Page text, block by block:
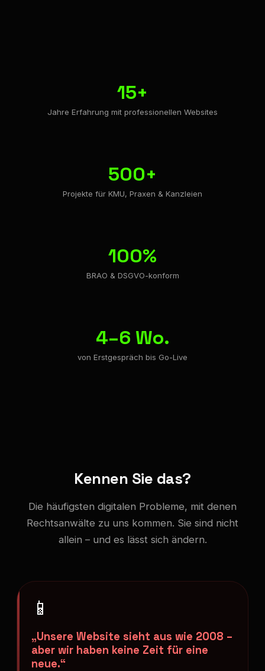
15+
Jahre Erfahrung mit professionellen Websites
500+
Projekte für KMU, Praxen & Kanzleien
100%
BRAO & DSGVO-konform
4–6 Wo.
von Erstgespräch bis Go-Live
Kennen Sie das?
Die häufigsten digitalen Probleme, mit denen
Rechtsanwälte zu uns kommen. Sie sind nicht
allein – und es lässt sich ändern.
📱
„Unsere Website sieht aus wie 2008 –
aber wir haben keine Zeit für eine
neue.“